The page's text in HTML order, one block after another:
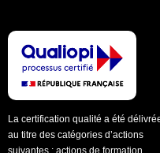
La certification qualité a été
au titre des catégories d’actions
suivantes : actions de formation.